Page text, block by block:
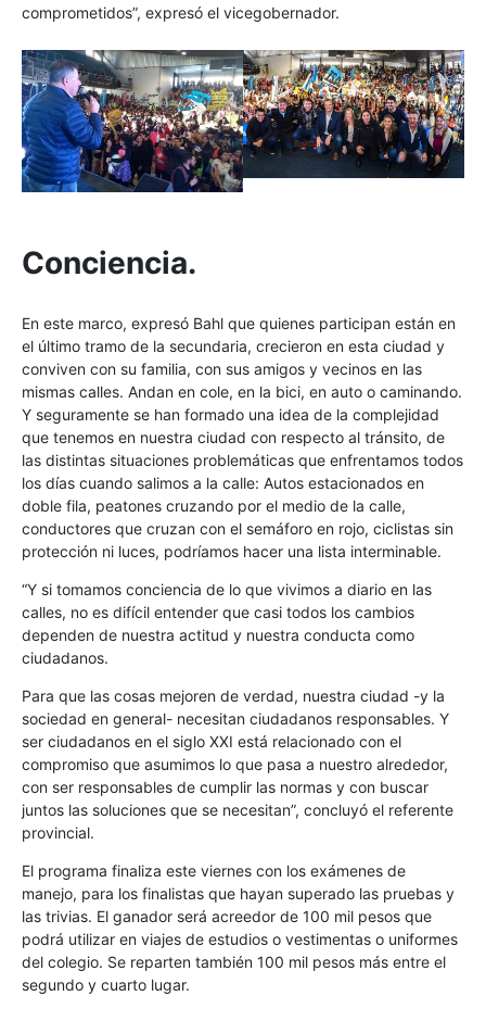
comprometidos”, expresó el vicegobernador.
Conciencia.
En este marco, expresó Bahl que quienes participan están en
el último tramo de la secundaria, crecieron en esta ciudad y
conviven con su familia, con sus amigos y vecinos en las
mismas calles. Andan en cole, en la bici, en auto o caminando.
Y seguramente se han formado una idea de la complejidad
que tenemos en nuestra ciudad con respecto al tránsito, de
las distintas situaciones problemáticas que enfrentamos todos
los días cuando salimos a la calle: Autos estacionados en
doble fila, peatones cruzando por el medio de la calle,
conductores que cruzan con el semáforo en rojo, ciclistas sin
protección ni luces, podríamos hacer una lista interminable.
“Y si tomamos conciencia de lo que vivimos a diario en las
calles, no es difícil entender que casi todos los cambios
dependen de nuestra actitud y nuestra conducta como
ciudadanos.
Para que las cosas mejoren de verdad, nuestra ciudad -y la
sociedad en general- necesitan ciudadanos responsables. Y
ser ciudadanos en el siglo XXI está relacionado con el
compromiso que asumimos lo que pasa a nuestro alrededor,
con ser responsables de cumplir las normas y con buscar
juntos las soluciones que se necesitan”, concluyó el referente
provincial.
El programa finaliza este viernes con los exámenes de
manejo, para los finalistas que hayan superado las pruebas y
las trivias. El ganador será acreedor de 100 mil pesos que
podrá utilizar en viajes de estudios o vestimentas o uniformes
del colegio. Se reparten también 100 mil pesos más entre el
segundo y cuarto lugar.